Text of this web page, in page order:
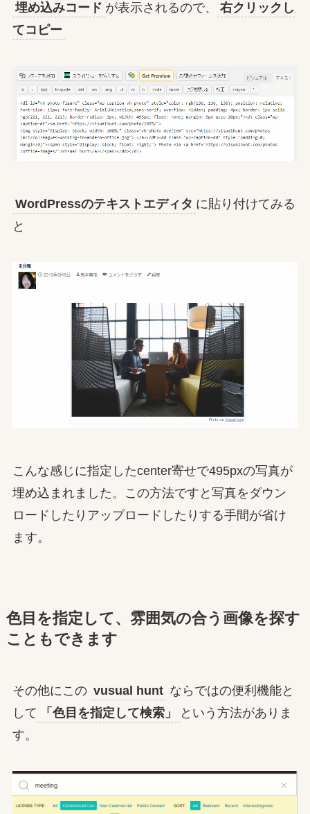
埋め込みコード が表示されるので、
右クリックし
てコピー
WordPressのテキストエディタ に貼り付けてみる
と
こんな感じに指定したcenter寄せで495pxの写真が
埋め込まれました。この方法ですと写真をダウン
ロードしたりアップロードしたりする手間が省け
ます。
色目を指定して、雰囲気の合う画像を探す
こともできます
その他にこの vusual hunt ならではの便利機能と
して
「色目を指定して検索」
という方法がありま
す。